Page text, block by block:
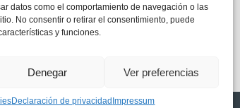
datos como el comportamiento de navegación o las
No consentir o retirar el consentimiento, puede
y funciones.
Denegar Ver preferencias
Declaración de privacidad Impressum